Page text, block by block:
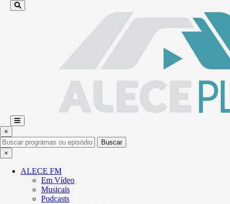
×
Buscar
×
ALECE FM
Em Vídeo
Musicais
Podcasts